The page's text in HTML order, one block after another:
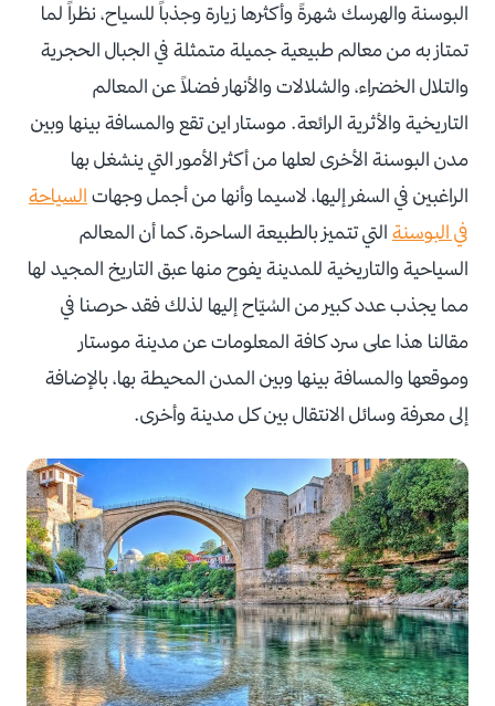
البوسنة والهرسك شهرةً وأكثرها زيارة وجذباً للسياح، نظراً لما
تمتاز به من معالم طبيعية جميلة متمثلة في الجبال الحجرية
والتلال الخضراء، والشلالات والأنهار فضلاً عن المعالم
التاريخية والأثرية الرائعة. موستار اين تقع والمسافة بينها وبين
مدن البوسنة الأخرى لعلها من أكثر الأمور التي ينشغل بها
الراغبين في السفر إليها، لاسيما وأنها من أجمل وجهات السياحة
في البوسنة التي تتميز بالطبيعة الساحرة، كما أن المعالم
السياحية والتاريخية للمدينة يفوح منها عبق التاريخ المجيد لها
مما يجذب عدد كبير من السُيّاح إليها لذلك فقد حرصنا في
مقالنا هذا على سرد كافة المعلومات عن مدينة موستار
وموقعها والمسافة بينها وبين المدن المحيطة بها، بالإضافة
إلى معرفة وسائل الانتقال بين كل مدينة وأخرى.